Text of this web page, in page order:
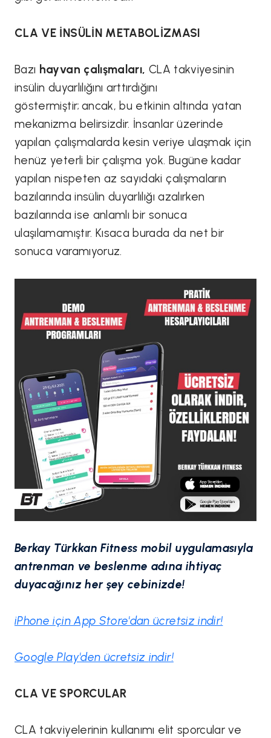
CLA VE İNSÜLİN METABOLİZMASI
Bazı hayvan çalışmaları, CLA takviyesinin
insülin duyarlılığını arttırdığını
göstermiştir; ancak, bu etkinin altında yatan
mekanizma belirsizdir. İnsanlar üzerinde
yapılan çalışmalarda kesin veriye ulaşmak için
henüz yeterli bir çalışma yok. Bugüne kadar
yapılan nispeten az sayıdaki çalışmaların
bazılarında insülin duyarlılığı azalırken
bazılarında ise anlamlı bir sonuca
ulaşılamamıştır. Kısaca burada da net bir
sonuca varamıyoruz.
Berkay Türkkan Fitness mobil uygulamasıyla
antrenman ve beslenme adına ihtiyaç
duyacağınız her şey cebinizde!
iPhone için App Store'dan ücretsizindir!
Google Play'den ücretsiz indir!
CLA VE SPORCULAR
CLA takviyelerinin kullanımı elit sporcular ve